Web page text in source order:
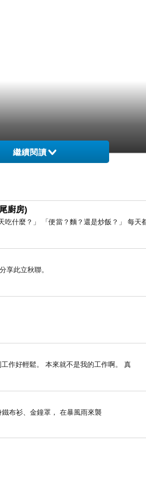
可到青森甚至北海道，往南也
交通時間喔!
繼續閱讀
廚房)
什麼？」 「便當？麵？還是炒飯？」 每天
享此立秋聯。
作好輕鬆。 本來就不是我的工作啊。 真
布衫、金鐘罩， 在暴風雨來襲